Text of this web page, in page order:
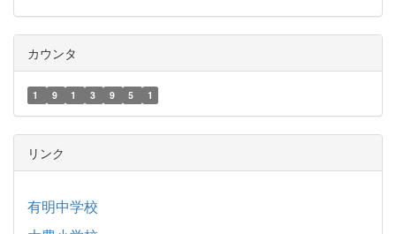
カウンタ
1 9 1 3 9 5 1
リンク
有明中学校